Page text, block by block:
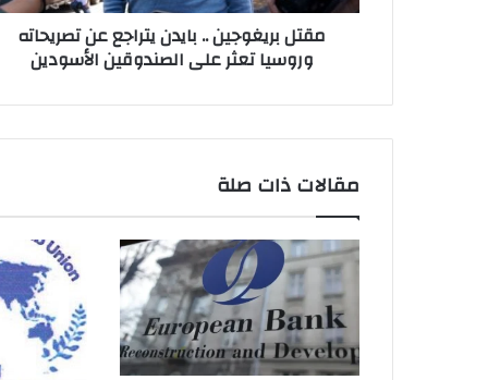
تعثر
الصندوقين
مقتل بريغوجين .. بايدن يتراجع عن تصريحاته
وروسيا تعثر على الصندوقين الأسودين
مقالات ذات صلة